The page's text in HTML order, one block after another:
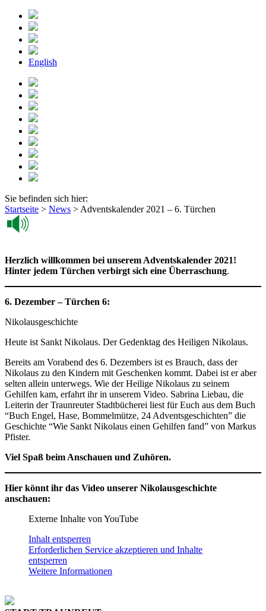
English
Sie befinden sich hier:
Startseite > News > Adventskalender 2021 – 6. Türchen
Herzlich willkommen bei unserem Adventskalender 2021!
Hinter jedem Türchen verbirgt sich eine Überraschung.
6. Dezember – Türchen 6:
Nikolausgeschichte
Heute ist Sankt Nikolaus. Der Gedenktag des Heiligen Nikolaus.
Bereits am Vorabend des 6. Dezembers ist es Brauch, dass der
Nikolaus zu den Kindern mit Geschenken kommt. Dabei ist er aber
selten allein unterwegs. Wie der Heilige Nikolaus zu seinem
Gehilfen kam, erfahrt ihr in unserem Video. Sabrina Liebau, die
Leiterin der Traunreuter Stadtbücherei liest für Euch aus dem Buch
“Buch Engel, Hase, Bommelmütze, 24 Adventsgeschichten” die
Geschichte “Wie Sankt Nikolaus einen Gehilfen fand” von Markus
Pfister.
Viel Spaß beim Anschauen und Zuhören.
Hier könnt ihr das Video unserer Nikolausgeschichte
anschauen:
Externe Inhalte von YouTube
Inhalt entsperren
Erforderlichen Service akzeptieren und Inhalte
entsperren
Weitere Informationen